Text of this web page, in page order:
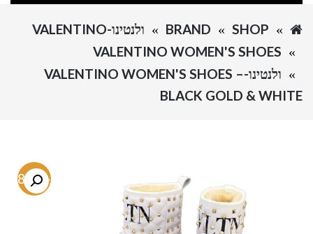
SHOP
BRAND
ולנטינו-VALENTINO
VALENTINO WOMEN'S SHOES
ולנטינו-VALENTINO WOMEN'S SHOES –
BLACK GOLD & WHITE
-68.9%